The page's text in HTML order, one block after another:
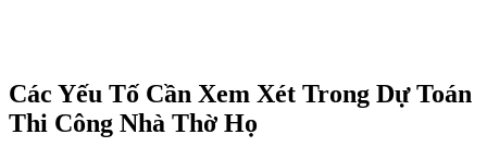
Các Yếu Tố Cần Xem Xét Trong Dự Toán
Thi Công Nhà Thờ Họ